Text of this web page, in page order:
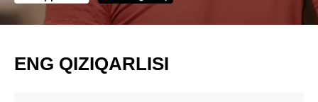
ENG QIZIQARLISI